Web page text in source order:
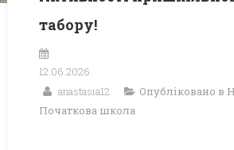
табору!
12.06.2026
anastasia12
Опубліковано в
Початкова школа